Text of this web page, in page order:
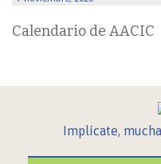
Calendario de AACIC
Implícate,